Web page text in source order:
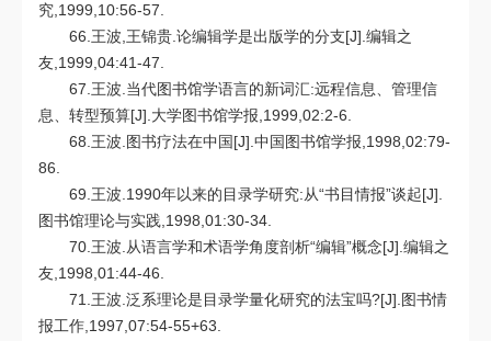
究,1999,10:56-57.
66.王波,王锦贵.论编辑学是出版学的分支[J].编辑之
友,1999,04:41-47.
67.王波.当代图书馆学语言的新词汇:远程信息、管理信
息、转型预算[J].大学图书馆学报,1999,02:2-6.
68.王波.图书疗法在中国[J].中国图书馆学报,1998,02:79-
86.
69.王波.1990年以来的目录学研究:从“书目情报”谈起[J].
图书馆理论与实践,1998,01:30-34.
70.王波.从语言学和术语学角度剖析“编辑”概念[J].编辑之
友,1998,01:44-46.
71.王波.泛系理论是目录学量化研究的法宝吗?[J].图书情
报工作,1997,07:54-55+63.